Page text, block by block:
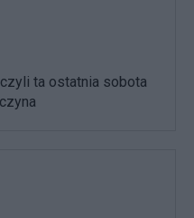
ta ostatnia sobota